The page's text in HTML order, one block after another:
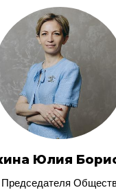
Юлия